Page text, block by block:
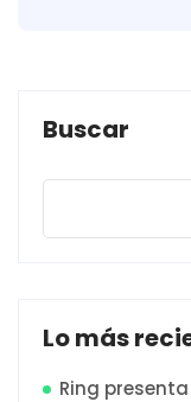
Buscar
Lo más
Ring